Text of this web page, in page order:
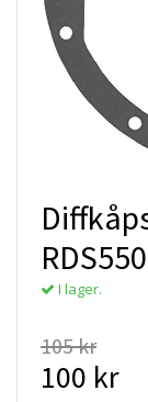
I lager.
105 kr
100 kr